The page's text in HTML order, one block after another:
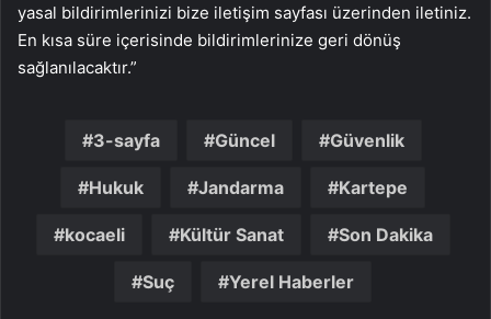
yasal bildirimlerinizi bize iletişim sayfası üzerinden iletiniz.
En kısa süre içerisinde bildirimlerinize geri dönüş
sağlanılacaktır.”
3-sayfa Güncel Güvenlik
Hukuk Jandarma Kartepe
kocaeli Kültür Sanat Son Dakika
Suç Yerel Haberler